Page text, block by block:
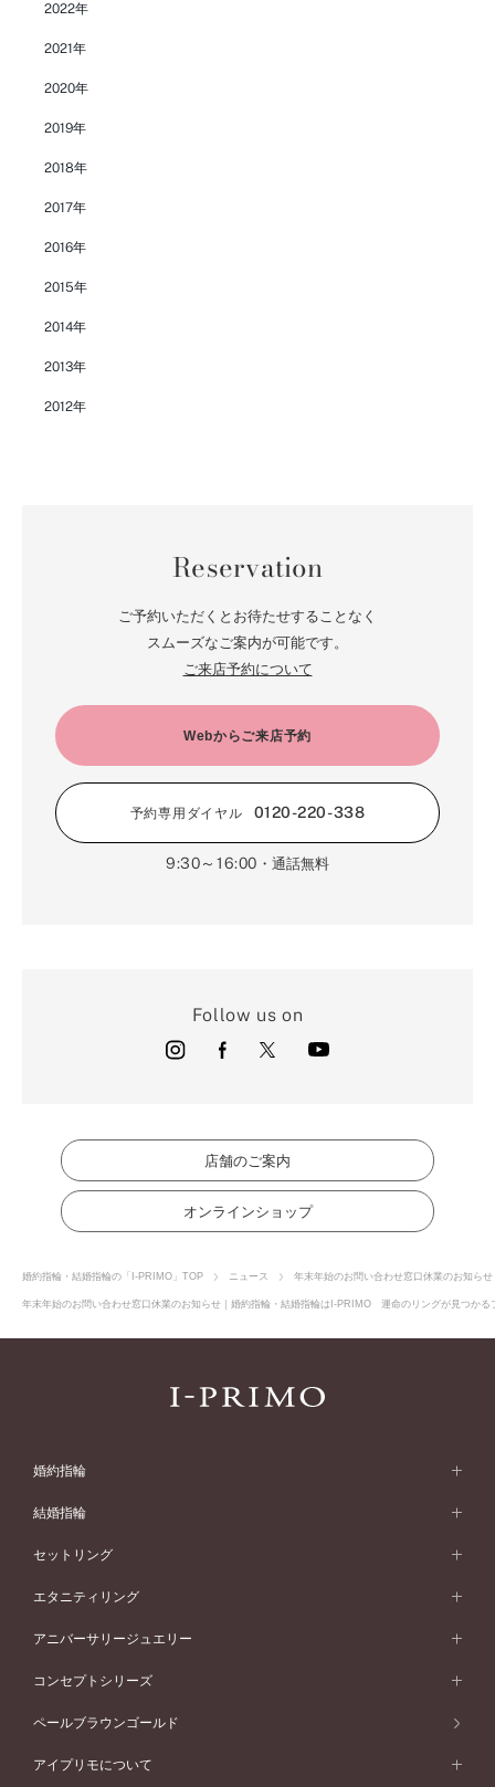
2022年
2021年
2020年
2019年
2018年
2017年
2016年
2015年
2014年
2013年
2012年
Reservation
ご予約いただくとお待たせすることなく
スムーズなご案内が可能です。
ご来店予約について
Webからご来店予約
予約専用ダイヤル 0120-220-338
9:30～16:00 ・通話無料
Follow us on
店舗のご案内
オンラインショップ
婚約指輪・結婚指輪の「I-PRIMO」TOP ニュース 年末年始のお問い合わせ窓口休業のお知らせ
年末年始のお問い合わせ窓口休業のお知らせ｜婚約指輪・結婚指輪はI-PRIMO 運命のリングが見つか
婚約指輪
婚約指輪 (エンゲージリング)
婚約指輪一覧
ピンクゴールド
ペールブラウンゴールド
ウェーブライン
V字ライン
ワンサイドメレ
ダブルサイドメレ
フェミニン
50万円台～
結婚指輪
結婚指輪 (マリッジリング)
結婚指輪一覧
ピンクゴールド
ペールブラウンゴールド
ウェーブライン
V字ライン
ワンメレ
セットリング
セットリング
セットリング一覧
ピンクゴールド
エタニティリング
エタニティリング
エタニティリング一覧
アニバーサリージュエリー
アニバーサリージュエリー
アニバーサリージュエリー一覧
コンセプトシリーズ
コンセプトシリーズ
オリジンビリーフ
ペールブラウンゴールド
アイプリモについて